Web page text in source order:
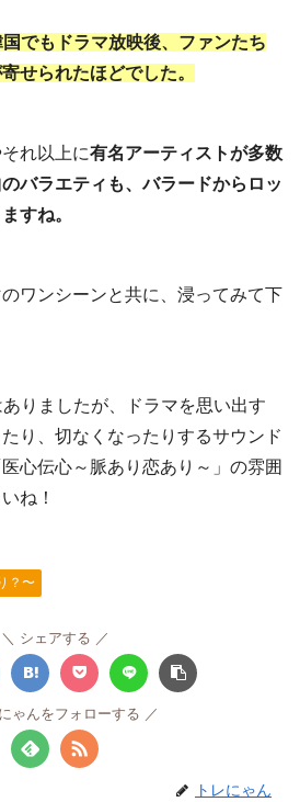
でもドラマ放映後、ファンたち
せられたほどでした。
れ以上に有名アーティストが多数
バラエティも、バラードからロッ
すね。
ワンシーンと共に、浸ってみて下
りましたが、ドラマを思い出す
り、切なくなったりするサウンド
心伝心～脈あり恋あり～」の雰囲
ね！
？〜
シェアする
ゃんをフォローする
トレにゃん